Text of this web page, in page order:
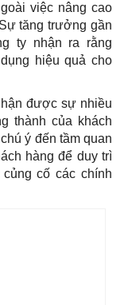
việc nâng cao
tăng trưởng gần
ty nhận ra rằng
hiệu quả cho
được sự nhiều
thành của khách
ý đến tầm quan
hàng để duy trì
cố các chính